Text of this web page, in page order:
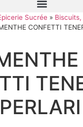
Sucrée »
CONFETTI